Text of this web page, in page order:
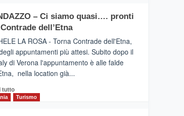
SUMMER
BOOK
CLUB
VIAGRANDE
(Ct)
–
presenta
“Vino
&
2026”.
Le
– Ci siamo quasi…. pronti
dell’Etna
LA ROSA - Torna Contrade dell'Etna,
appuntamenti più attesi. Subito dopo il
di Verona l'appuntamento è alle falde
nella location già...
tuttoLeggi
di
Turismo